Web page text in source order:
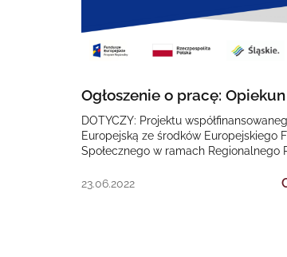
Ogłoszenie o pracę:
DOTYCZY: Projektu
Europejską ze środków Europejskiego
Społecznego w ramach Regionalnego
2020 „II EDYCJA Poprawa dostępności…
23.06.2022